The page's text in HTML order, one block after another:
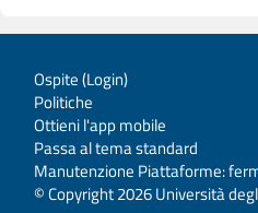
Ospite (Login)
Politiche
Ottieni l'app mobile
Passa al tema standard
Manutenzione Piattaforme:
© Copyright 2026 Università